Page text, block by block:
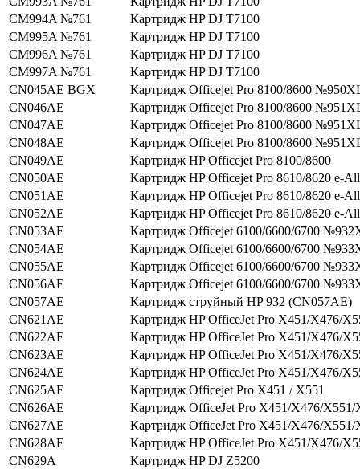
CM994A №761
Картридж HP DJ T7100
CM995A №761
Картридж HP DJ T7100
CM996A №761
Картридж HP DJ T7100
CM997A №761
Картридж HP DJ T7100
CN045AE BGX
Картридж Officejet Pro 8100/8600
CN046AE
Картридж Officejet Pro 8100/8600
CN047AE
Картридж Officejet Pro 8100/8600
CN048AE
Картридж Officejet Pro 8100/8600
CN049AE
Картридж HP Officejet Pro 8100/8600
CN050AE
Картридж HP Officejet Pro 8610/8620 e-
CN051AE
Картридж HP Officejet Pro 8610/8620 e-
CN052AE
Картридж HP Officejet Pro 8610/8620 e-
CN053AE
Картридж Officejet 6100/6600/6700
CN054AE
Картридж Officejet 6100/6600/6700
CN055AE
Картридж Officejet 6100/6600/6700
CN056AE
Картридж Officejet 6100/6600/6700
CN057AE
Картридж струйный HP 932 (CN057AE)
CN621AE
Картридж HP OfficeJet Pro X451/X476/
CN622AE
Картридж HP OfficeJet Pro X451/X476/
CN623AE
Картридж HP OfficeJet Pro X451/X476/
CN624AE
Картридж HP OfficeJet Pro X451/X476/
CN625AE
Картридж Officejet Pro X451 / X551
CN626AE
Картридж OfficeJet Pro X451/X476/X551/
CN627AE
Картридж OfficeJet Pro X451/X476/X551/
CN628AE
Картридж HP OfficeJet Pro X451/X476/
CN629A
Картридж HP DJ Z5200